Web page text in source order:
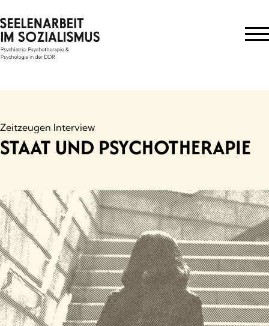
to
content
Zeitzeugen Interview
STAAT UND PSYCHOTHERAPIE